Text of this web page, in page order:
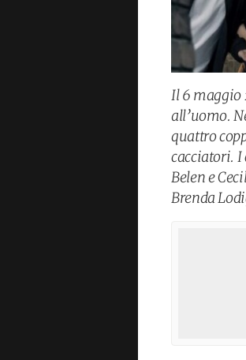
Il 6 maggio
all’uomo.
quattro
cacciatori. I
Belen e
Brenda